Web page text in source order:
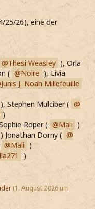
25/26), eine der
Thesi Weasley ), Orla
( Noire ), Livia
Junis J. Noah Millefeuille
), Stephen Mulciber (
)
Roper ( Mali )
) Jonathan Dorny (
Mali )
)
(1. August 2026 um